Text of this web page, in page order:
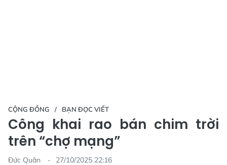
CỘNG ĐỒNG BẠN ĐỌC VIẾT
Công khai rao bán chim trời
trên “chợ mạng”
Đức Quân
27/10/2025 22:16